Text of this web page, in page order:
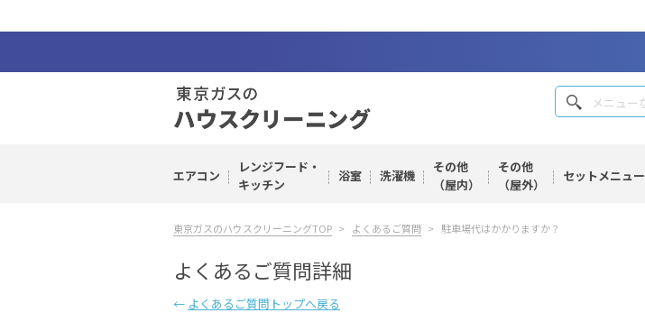
エアコン
レンジフード・
キッチン
浴室 洗濯機
その他
（屋内）
その他
（屋外）
セットメニュー
東京ガスのハウスクリーニングTOP よくあるご質問 駐車場代はかかりますか？
よくあるご質問詳細
← よくあるご質問トップへ戻る